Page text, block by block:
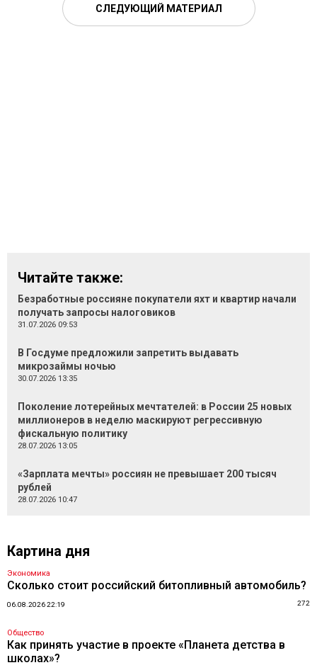
СЛЕДУЮЩИЙ МАТЕРИАЛ
Читайте также:
Безработные россияне покупатели яхт и квартир начали
получать запросы налоговиков
31.07.2026 09:53
В Госдуме предложили запретить выдавать
микрозаймы ночью
30.07.2026 13:35
Поколение лотерейных мечтателей: в России 25 новых
миллионеров в неделю маскируют регрессивную
фискальную политику
28.07.2026 13:05
«Зарплата мечты» россиян не превышает 200 тысяч
рублей
28.07.2026 10:47
Картина дня
Экономика
Сколько стоит российский битопливный автомобиль?
06.08.2026 22:19 272
Общество
Как принять участие в проекте «Планета детства в
школах»?